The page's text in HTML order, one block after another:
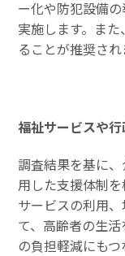
ー化や防犯設備
実施します。ま
ることが推奨され
福祉サービスや
調査結果を基に
用した支援体制
サービスの利用
て、高齢者の生
の負担軽減にもつ